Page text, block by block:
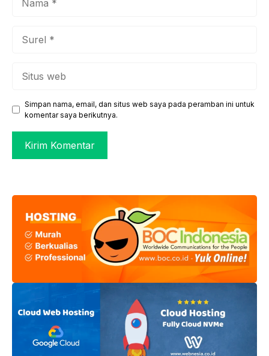
web
Simpan nama, email, dan situs web saya pada peramban ini untuk
komentar saya berikutnya.